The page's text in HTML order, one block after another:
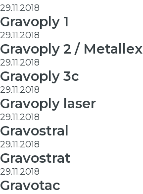
29.11.2018
Gravoply 1
29.11.2018
Gravoply 2 / Metallex
29.11.2018
Gravoply 3c
29.11.2018
Gravoply laser
29.11.2018
Gravostral
29.11.2018
Gravostrat
29.11.2018
Gravotac